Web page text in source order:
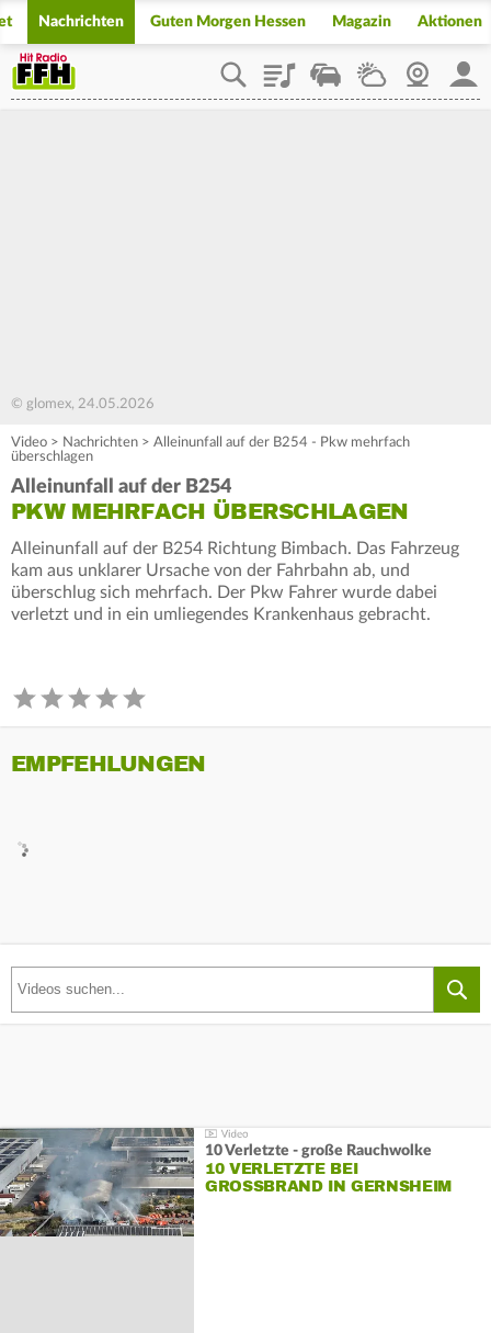
Nachrichten Guten Morgen Hessen Magazin Aktionen
PlaylistStaupilotWetterWebcam
© glomex, 24.05.2026
Video > Nachrichten > Alleinunfall auf der B254 - Pkw mehrfach
überschlagen
Alleinunfall auf der B254
PKW MEHRFACH ÜBERSCHLAGEN
Alleinunfall auf der B254 Richtung Bimbach. Das Fahrzeug
kam aus unklarer Ursache von der Fahrbahn ab, und
überschlug sich mehrfach. Der Pkw Fahrer wurde dabei
verletzt und in ein umliegendes Krankenhaus gebracht.
EMPFEHLUNGEN
10 Verletzte - große Rauchwolke
10 VERLETZTE BEI
GROSSBRAND IN GERNSHEIM